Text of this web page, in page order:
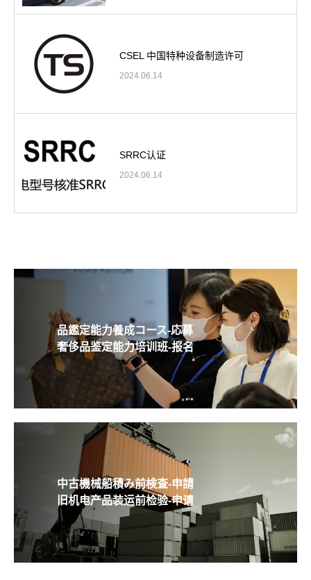
CSEL 中国特种设备制造许可
2024.06.14
SRRC认证
2024.06.14
品鑑定能力養成コース-応募
奢侈品鉴定能力培训班-报名
中古機械船積み前検査-申請
旧机电产品装运前检验-申请